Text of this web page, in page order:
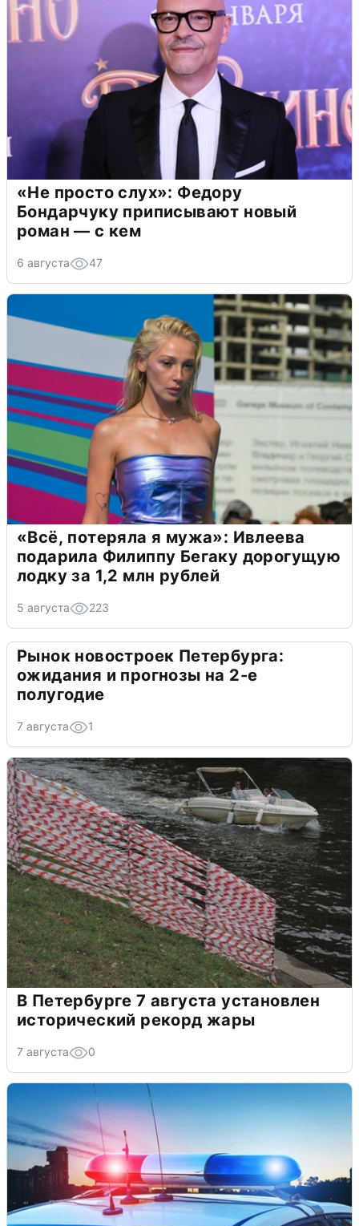
«Не просто слух»: Федору
Бондарчуку приписывают новый
роман — с кем
6 августа 47
«Всё, потеряла я мужа»: Ивлеева
подарила Филиппу Бегаку дорогущую
лодку за 1,2 млн рублей
5 августа 223
Рынок новостроек Петербурга:
ожидания и прогнозы на 2-е
полугодие
7 августа 1
В Петербурге 7 августа установлен
исторический рекорд жары
7 августа 0